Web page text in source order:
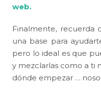
web.
Finalmente, recuerda
una base para
pero lo ideal es que
y mezclarlas como a ti
dónde empezar …